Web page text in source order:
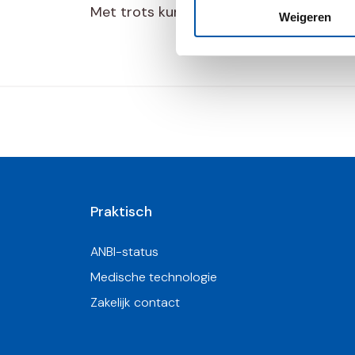
Weigeren
Met trots kunnen we delen dat wij de
Praktisch
ANBI-status
Medische technologie
Zakelijk contact